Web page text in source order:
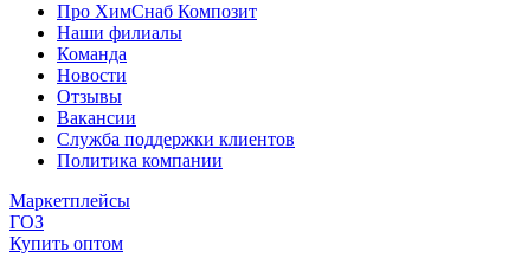
Про ХимСнаб Композит
Наши филиалы
Команда
Новости
Отзывы
Вакансии
Служба поддержки клиентов
Политика компании
Маркетплейсы
ГОЗ
Купить оптом